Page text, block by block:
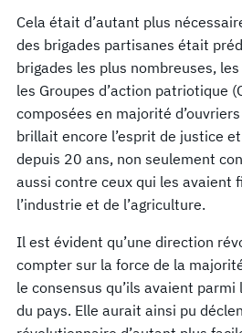
Cela était d’autant plus
des brigades partisanes était
brigades les plus nombreuses,
les Groupes d’action patriotique
composées en majorité
brillait encore l’esprit de justice
depuis 20 ans, non seulement
aussi contre ceux qui les avaient
l’industrie et de l’agriculture.
Il est évident qu’une direction
compter sur la force de la
le consensus qu’ils avaient
du pays. Elle aurait ainsi pu